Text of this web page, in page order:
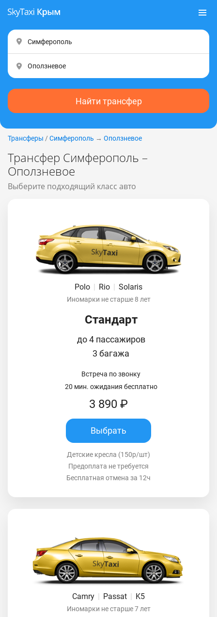
Найти трансфер
Трансферы / Симферополь → Оползневое
Трансфер Симферополь –
Оползневое
Выберите подходящий класс авто
Polo | Rio | Solaris
Иномарки не старше 8 лет
Стандарт
до 4 пассажиров
3 багажа
Встреча по звонку
20 мин. ожидания бесплатно
3 890 ₽
Выбрать
Детские кресла (150р/шт)
Предоплата не требуется
Бесплатная отмена за 12ч
Camry Passat K5
Иномарки не старше 7 лет